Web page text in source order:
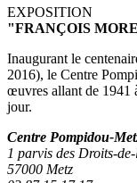
EXPOSITION
"FRANÇOIS
Inaugurant le
2016), le Centre
œuvres allant de 1941
jour.
Centre Pompidou-
1 parvis des Droits-
57000 Metz